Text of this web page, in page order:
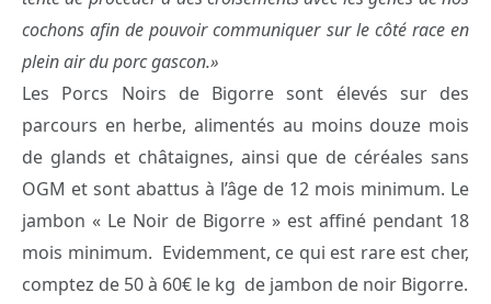
cochons afin de pouvoir communiquer sur le côté race en
plein air du porc gascon.»
Les Porcs Noirs de Bigorre sont élevés sur des
parcours en herbe, alimentés au moins douze mois
de glands et châtaignes, ainsi que de céréales sans
OGM et sont abattus à l’âge de 12 mois minimum. Le
jambon « Le Noir de Bigorre » est affiné pendant 18
mois minimum. Evidemment, ce qui est rare est cher,
comptez de 50 à 60€ le kg de jambon de noir Bigorre.